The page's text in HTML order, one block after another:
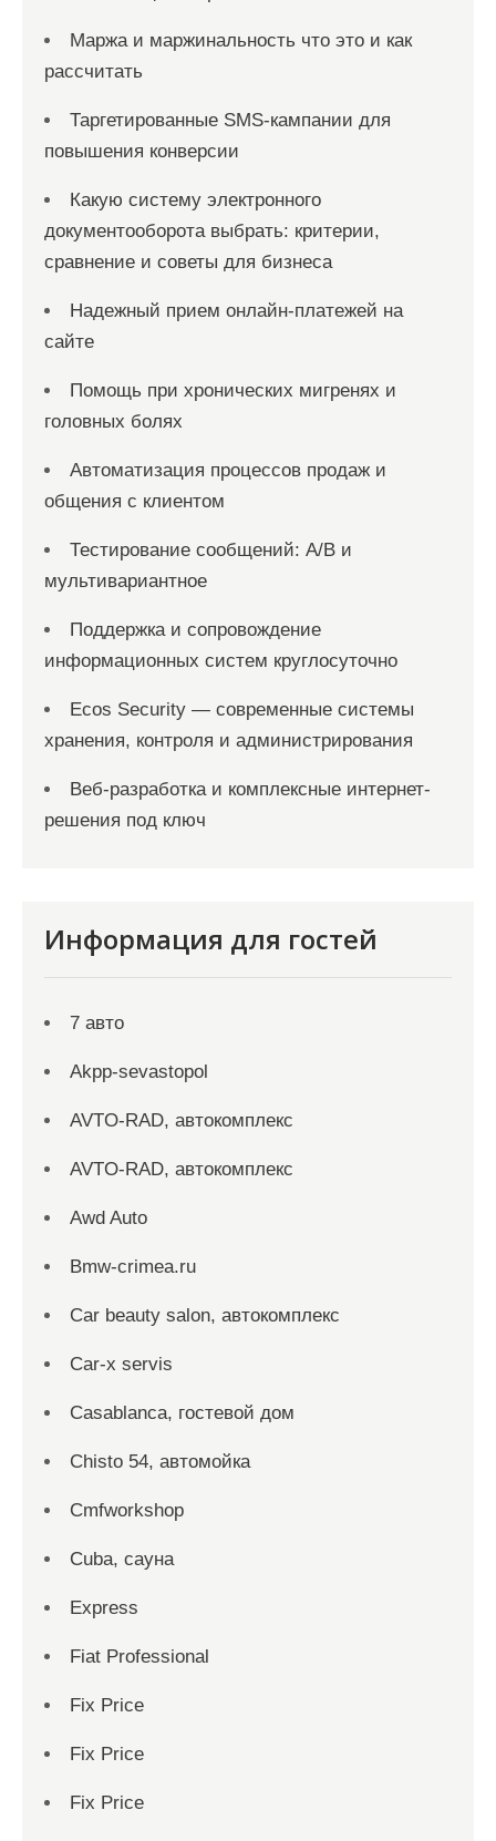
Маржа и маржинальность что это и как
рассчитать
Таргетированные SMS-кампании для
повышения конверсии
Какую систему электронного
документооборота выбрать: критерии,
сравнение и советы для бизнеса
Надежный прием онлайн-платежей на
сайте
Помощь при хронических мигренях и
головных болях
Автоматизация процессов продаж и
общения с клиентом
Тестирование сообщений: A/B и
мультивариантное
Поддержка и сопровождение
информационных систем круглосуточно
Ecos Security — современные системы
хранения, контроля и администрирования
Веб-разработка и комплексные интернет-
решения под ключ
Информация для гостей
7 авто
Akpp-sevastopol
AVTO-RAD, автокомплекс
AVTO-RAD, автокомплекс
Awd Auto
Bmw-crimea.ru
Car beauty salon, автокомплекс
Car-x servis
Casablanca, гостевой дом
Chisto 54, автомойка
Cmfworkshop
Cuba, сауна
Express
Fiat Professional
Fix Price
Fix Price
Fix Price